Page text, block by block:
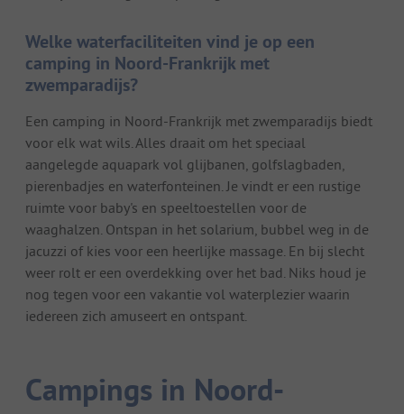
Welke waterfaciliteiten vind je op een
camping in Noord-Frankrijk met
zwemparadijs?
Een camping in Noord-Frankrijk met zwemparadijs biedt
voor elk wat wils. Alles draait om het speciaal
aangelegde aquapark vol glijbanen, golfslagbaden,
pierenbadjes en waterfonteinen. Je vindt er een rustige
ruimte voor baby's en speeltoestellen voor de
waaghalzen. Ontspan in het solarium, bubbel weg in de
jacuzzi of kies voor een heerlijke massage. En bij slecht
weer rolt er een overdekking over het bad. Niks houd je
nog tegen voor een vakantie vol waterplezier waarin
iedereen zich amuseert en ontspant.
Campings in Noord-